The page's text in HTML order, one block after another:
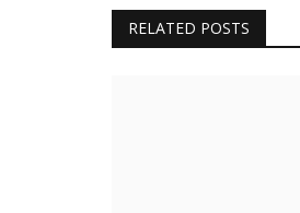
RELATED POSTS